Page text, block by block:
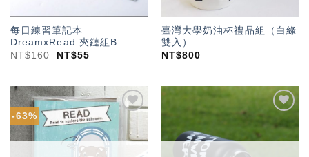
每日練習筆記本
DreamxRead 夾鏈組B
NT$160 NT$55
臺灣大學奶油杯禮品組（白綠
雙入）
NT$800
-63%
「願
望輕
加入
「願
望輕